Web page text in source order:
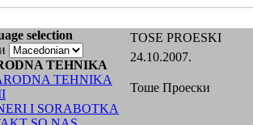
selection
TEHNIKA
TEHNIKA
I SORABOTKA
TOSE PROESKI
24.10.2007.
Тоше Проески